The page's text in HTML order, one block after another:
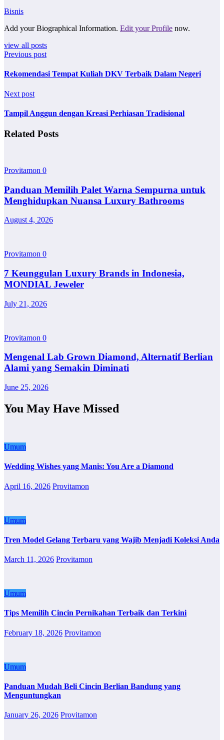
Bisnis
Add your Biographical Information. Edit your Profile now.
view all posts
Previous post
Rekomendasi Tempat Kuliah DKV Terbaik Dalam Negeri
Next post
Tampil Anggun dengan Kreasi Perhiasan Tradisional
Related Posts
Provitamon 0
Panduan Memilih Palet Warna Sempurna untuk
Menghidupkan Nuansa Luxury Bathrooms
August 4, 2026
Provitamon 0
7 Keunggulan Luxury Brands in Indonesia,
MONDIAL Jeweler
July 21, 2026
Provitamon 0
Mengenal Lab Grown Diamond, Alternatif Berlian
Alami yang Semakin Diminati
June 25, 2026
You May Have Missed
Umum
Wedding Wishes yang Manis: You Are a Diamond
April 16, 2026 Provitamon
Umum
Tren Model Gelang Terbaru yang Wajib Menjadi Koleksi Anda
March 11, 2026 Provitamon
Umum
Tips Memilih Cincin Pernikahan Terbaik dan Terkini
February 18, 2026 Provitamon
Umum
Panduan Mudah Beli Cincin Berlian Bandung yang
Menguntungkan
January 26, 2026 Provitamon